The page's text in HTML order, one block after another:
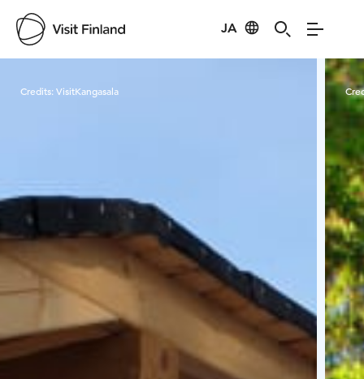
JA
Credits:VisitKangasala